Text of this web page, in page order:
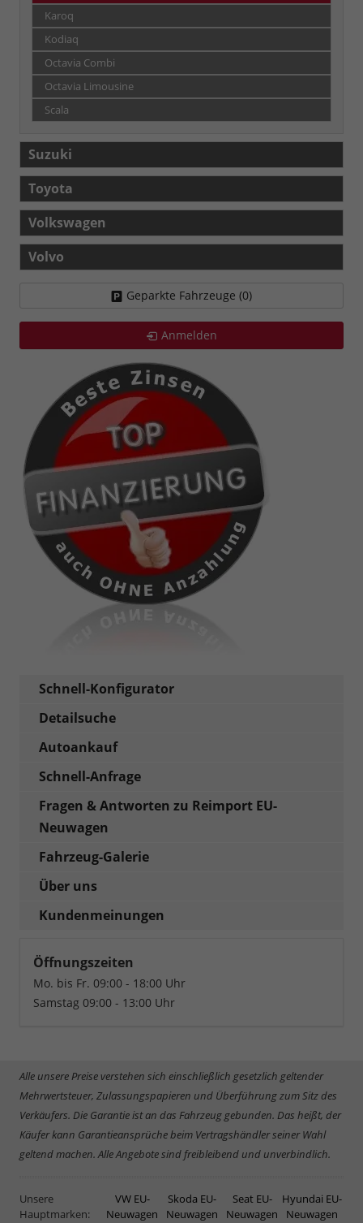
Karoq
Kodiaq
Octavia Combi
Octavia Limousine
Scala
Suzuki
Toyota
Volkswagen
Volvo
Geparkte Fahrzeuge (0)
Anmelden
Schnell-Konfigurator
Detailsuche
Autoankauf
Schnell-Anfrage
Fragen & Antworten zu Reimport EU-
Neuwagen
Fahrzeug-Galerie
Über uns
Kundenmeinungen
Öffnungszeiten
Mo. bis Fr. 09:00 - 18:00 Uhr
Samstag 09:00 - 13:00 Uhr
Alle unsere Preise verstehen sich einschließlich gesetzlich geltender
Mehrwertsteuer, Zulassungspapieren und Überführung zum Sitz des
Verkäufers. Die Garantie ist an das Fahrzeug gebunden. Das heißt, der
Käufer kann Garantieansprüche beim Vertragshändler seiner Wahl
geltend machen. Alle Angebote sind freibleibend und unverbindlich.
Unsere
Hauptmarken:
VW EU-
Neuwagen
Skoda EU-
Neuwagen
Seat EU-
Neuwagen
Hyundai EU-
Neuwagen